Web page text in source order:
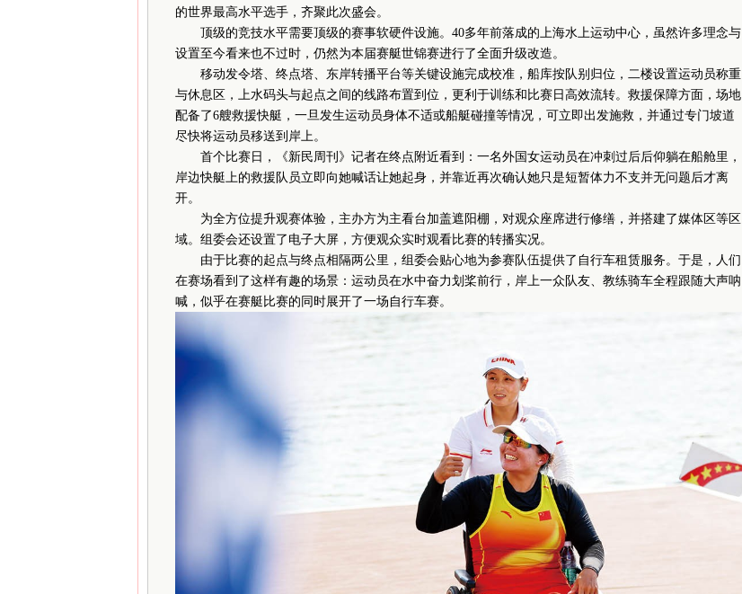
的世界最高水平选手，齐聚此次盛会。
顶级的竞技水平需要顶级的赛事软硬件设施。40多年前落成的上海水上运动中心，虽然许多理念与
设置至今看来也不过时，仍然为本届赛艇世锦赛进行了全面升级改造。
移动发令塔、终点塔、东岸转播平台等关键设施完成校准，船库按队别归位，二楼设置运动员称重
与休息区，上水码头与起点之间的线路布置到位，更利于训练和比赛日高效流转。救援保障方面，场地
配备了6艘救援快艇，一旦发生运动员身体不适或船艇碰撞等情况，可立即出发施救，并通过专门坡道
尽快将运动员移送到岸上。
首个比赛日，《新民周刊》记者在终点附近看到：一名外国女运动员在冲刺过后后仰躺在船舱里，
岸边快艇上的救援队员立即向她喊话让她起身，并靠近再次确认她只是短暂体力不支并无问题后才离
开。
为全方位提升观赛体验，主办方为主看台加盖遮阳棚，对观众座席进行修缮，并搭建了媒体区等区
域。组委会还设置了电子大屏，方便观众实时观看比赛的转播实况。
由于比赛的起点与终点相隔两公里，组委会贴心地为参赛队伍提供了自行车租赁服务。于是，人们
在赛场看到了这样有趣的场景：运动员在水中奋力划桨前行，岸上一众队友、教练骑车全程跟随大声呐
喊，似乎在赛艇比赛的同时展开了一场自行车赛。